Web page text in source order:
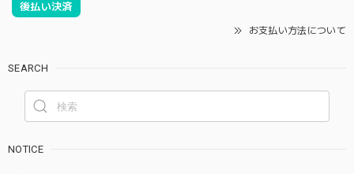
後払い決済
お支払い方法について
SEARCH
NOTICE